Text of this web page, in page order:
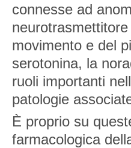
connesse ad
movimento e del
serotonina, la
ruoli importanti
patologie
È proprio su
farmacologica